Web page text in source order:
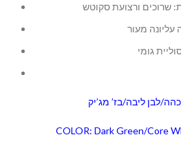
עליונה מעור
גומי
לבן ליבה/בז’ מג’יק
COLOR: Dark Green/Core